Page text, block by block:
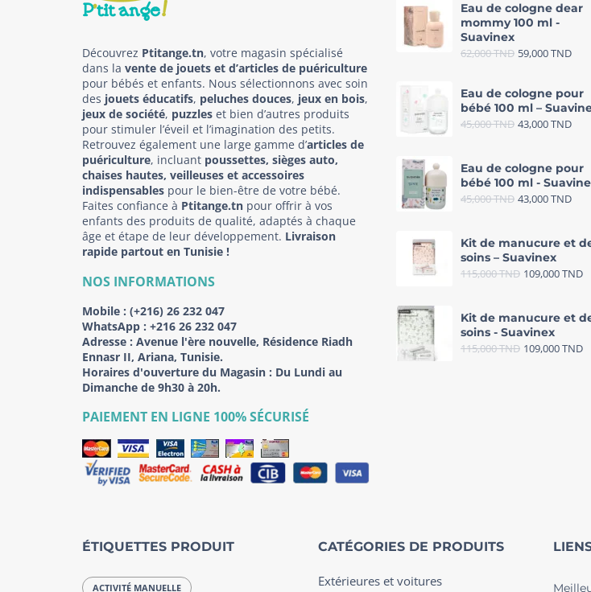
Découvrez Ptitange.tn, votre magasin spécialisé
dans la vente de jouets et d’articles de puériculture
pour bébés et enfants. Nous sélectionnons avec soin
des jouets éducatifs, peluches douces, jeux en bois,
jeux de société, puzzles et bien d’autres produits
pour stimuler l’éveil et l’imagination des petits.
Retrouvez également une large gamme d’articles de
puériculture, incluant poussettes, sièges auto,
chaises hautes, veilleuses et accessoires
indispensables pour le bien-être de votre bébé.
Faites confiance à Ptitange.tn pour offrir à vos
enfants des produits de qualité, adaptés à chaque
âge et étape de leur développement. Livraison
rapide partout en Tunisie !
NOS INFORMATIONS
Mobile : (+216) 26 232 047
WhatsApp : +216 26 232 047
Adresse : Avenue l'ère nouvelle, Résidence Riadh
Ennasr II, Ariana, Tunisie.
Horaires d'ouverture du Magasin : Du Lundi au
Dimanche de 9h30 à 20h.
PAIEMENT EN LIGNE 100% SÉCURISÉ
Eau de cologne dear
mommy 100 ml -
Suavinex
62,000TND 59,000TND
Eau de cologne pour
bébé 100 ml –
45,000TND 43,000TND
Eau de cologne pour
bébé 100 ml -
45,000TND 43,000TND
Kit de manucure et
soins – Suavinex
115,000TND 109,000TND
Kit de manucure et
soins - Suavinex
115,000TND 109,000TND
ÉTIQUETTES PRODUIT
ACTIVITÉ MANUELLE
CATÉGORIES DE PRODUITS
Extérieures et voitures